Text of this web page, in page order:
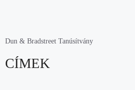
Dun & Bradstreet Tanúsítvány
CÍMEK